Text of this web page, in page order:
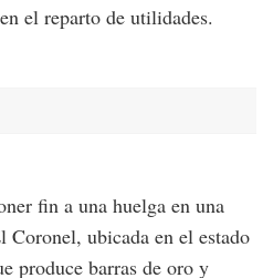
el reparto de utilidades.
fin a una huelga en una
Coronel, ubicada en el estado
produce barras de oro y